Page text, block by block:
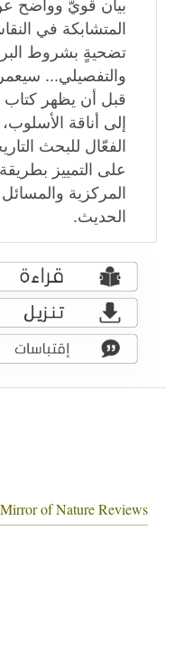
بيان قويّ وواضح
المتشابكة في
تضحيةٍ بشروط
والتفصيلي...
قبل أن يظهر كتاب
إلى أناقة
الفعّال للبحث
على التمييز
المركزية
الحديث.
of Nature Reviews